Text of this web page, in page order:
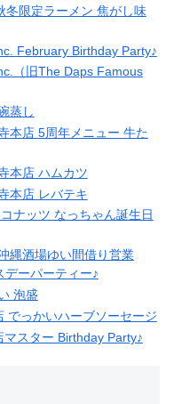
冬限定ラーメン 焦がし味
February Birthday Party♪
（旧The Daps Famous
蒸し
本店 5周年メニュー 牛た
本店 ハムカツ
本店 レバテキ
ナッツ なっちゃん誕生日
縄酒場ゆい間借り営業
デーパーティー♪
泡盛
でっかいハーブソーセージ
スター Birthday Party♪